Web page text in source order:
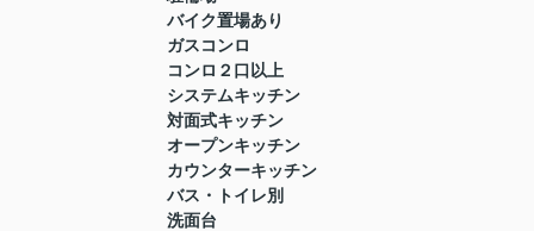
バイク置場あり
ガスコンロ
コンロ２口以上
システムキッチン
対面式キッチン
オープンキッチン
カウンターキッチン
バス・トイレ別
洗面台